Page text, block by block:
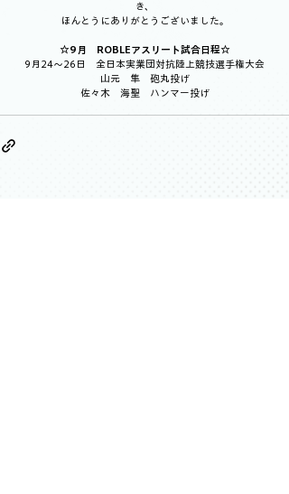
き、
ほんとうにありがとうございました。
☆9月　ROBLEアスリート試合日程☆
9月24～26日　全日本実業団対抗陸上競技選手権大会
山元　隼　砲丸投げ
佐々木　海聖　ハンマー投げ